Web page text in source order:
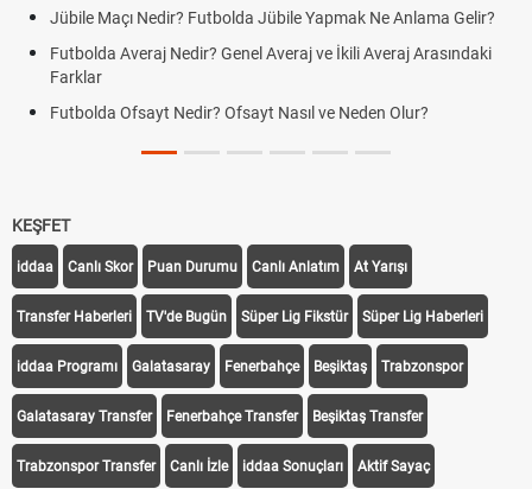
Jübile Maçı Nedir? Futbolda Jübile Yapmak Ne Anlama Gelir?
Futbolda Averaj Nedir? Genel Averaj ve İkili Averaj Arasındaki
Farklar
Futbolda Ofsayt Nedir? Ofsayt Nasıl ve Neden Olur?
KEŞFET
iddaa Canlı Skor Puan Durumu Canlı Anlatım At Yarışı
Transfer Haberleri TV'de Bugün Süper Lig Fikstür Süper Lig Haberleri
iddaa Programı Galatasaray Fenerbahçe Beşiktaş Trabzonspor
Galatasaray Transfer Fenerbahçe Transfer Beşiktaş Transfer
Trabzonspor Transfer Canlı İzle iddaa Sonuçları Aktif Sayaç